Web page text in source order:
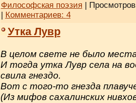
Философская поэзия |
Комментариев: 4
Утка Лувр
В целом свете не было
И тогда утка Лувр села на
свила гнездо.
Вот с того-то гнезда
(Из мифов сахалинских